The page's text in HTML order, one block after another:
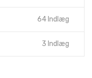
64 Indlæg
3 Indlæg